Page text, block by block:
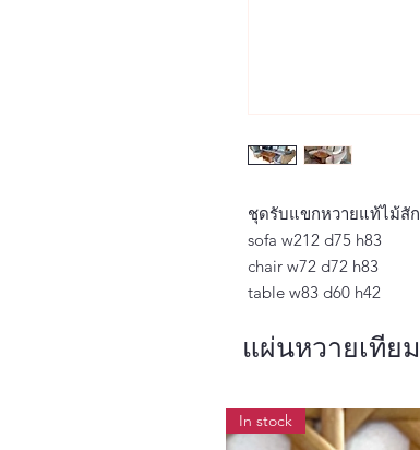
ชุดรับแขกหวายแท้ไม้สัก
sofa w212 d75 h83
chair w72 d72 h83
table w83 d60 h42
แผ่นหวายเทียม
In stock